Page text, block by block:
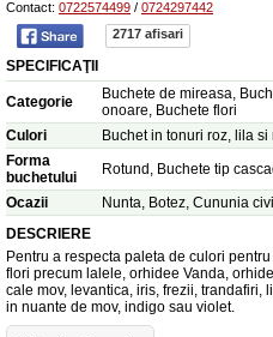
Contact: 0722574499 / 0724297442
2717 afisari
SPECIFICAŢII
Categorie
Buchete de mireasa,
onoare, Buchete flori
Culori
Buchet in tonuri roz, lila si
Forma
buchetului
Rotund, Buchete tip
Ocazii
Nunta, Botez, Cununia
DESCRIERE
Pentru a respecta paleta de culori
flori precum lalele, orhidee Vanda,
cale mov, levantica, iris, frezii, trandafiri,
in nuante de mov, indigo sau violet.